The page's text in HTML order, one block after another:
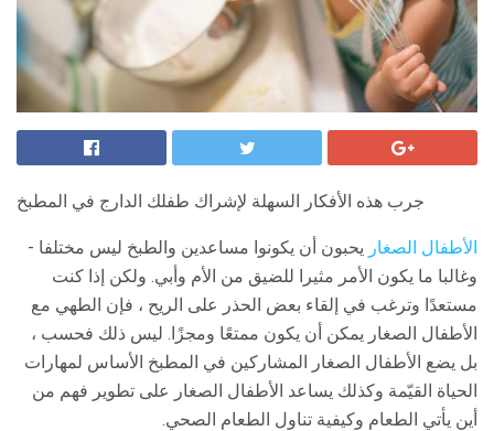
جرب هذه الأفكار السهلة لإشراك طفلك الدارج في المطبخ
الأطفال الصغار يحبون أن يكونوا مساعدين والطبخ ليس مختلفا -
وغالبا ما يكون الأمر مثيرا للضيق من الأم وأبي. ولكن إذا كنت
مستعدًا وترغب في إلقاء بعض الحذر على الريح ، فإن الطهي مع
الأطفال الصغار يمكن أن يكون ممتعًا ومجزًا. ليس ذلك فحسب ،
بل يضع الأطفال الصغار المشاركين في المطبخ الأساس لمهارات
الحياة القيّمة وكذلك يساعد الأطفال الصغار على تطوير فهم من
أين يأتي الطعام وكيفية تناول الطعام الصحي.